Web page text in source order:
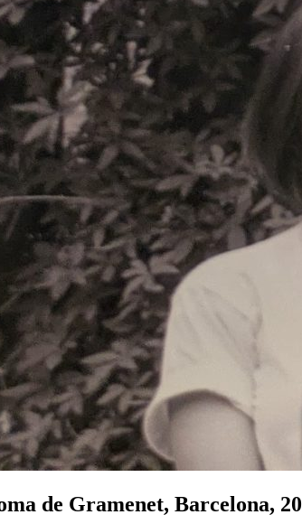
de Gramenet, Barcelona,